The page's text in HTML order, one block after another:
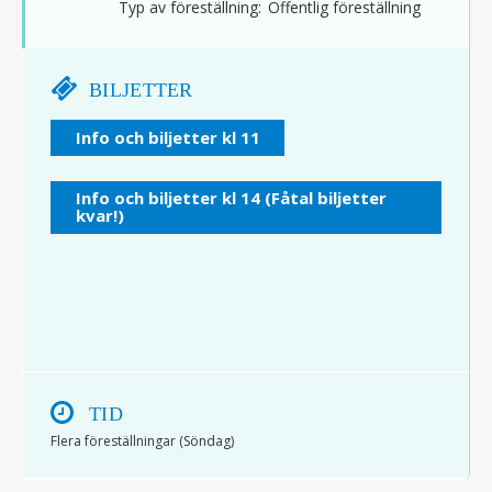
Typ av föreställning: Offentlig föreställning
BILJETTER
Info och biljetter kl 11
Info och biljetter kl 14 (Fåtal biljetter
kvar!)
TID
Flera föreställningar (Söndag)